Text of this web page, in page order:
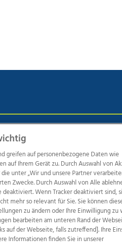
Kontakt
Weitere
Ischler Woche Life Radio
KG
greifen auf personenbezogene Daten wie
auf Ihrem Gerät zu. Durch Auswahl von
unter „Wir und unsere Partner
Zwecke. Durch Auswahl von Alle
Wenn Tracker deaktiviert sind,
mehr so relevant für Sie. Sie können
zu ändern oder Ihre Einwilligung zu
bearbeiten am unteren Rand der
auf der Webseite, falls zutreffend]. Ihre
Informationen finden Sie in unserer